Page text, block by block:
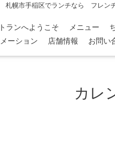
札幌市手稲区でランチなら フレン
ランへようこそ メニュー
ーション
店舗情報 お問い
カレ